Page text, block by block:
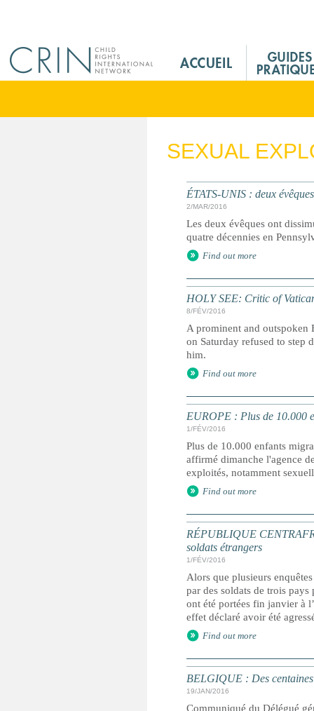
M
n
SEXUAL
ÉTATS-UNIS : deux
2/MAR/2016
Les deux évêques ont
quatre décennies en
Find out more
HOLY SEE: Critic of
8/FÉV/2016
A prominent and outspoken
on Saturday refused to step
him.
Find out more
EUROPE : Plus de 10.000
1/FÉV/2016
Plus de 10.000 enfants
affirmé dimanche l'agence
exploités, notamment
Find out more
RÉPUBLIQUE
soldats étrangers
1/FÉV/2016
Alors que plusieurs
par des soldats de trois
ont été portées fin janvier à
effet déclaré avoir été
Find out more
BELGIQUE : Des centaines
19/JAN/2016
Communiqué du Délégué